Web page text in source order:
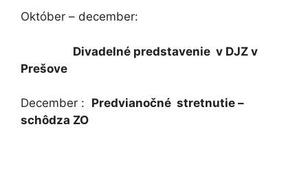
Október – december:
Divadelné predstavenie v DJZ v
Prešove
December : Predvianočné stretnutie –
schôdza ZO